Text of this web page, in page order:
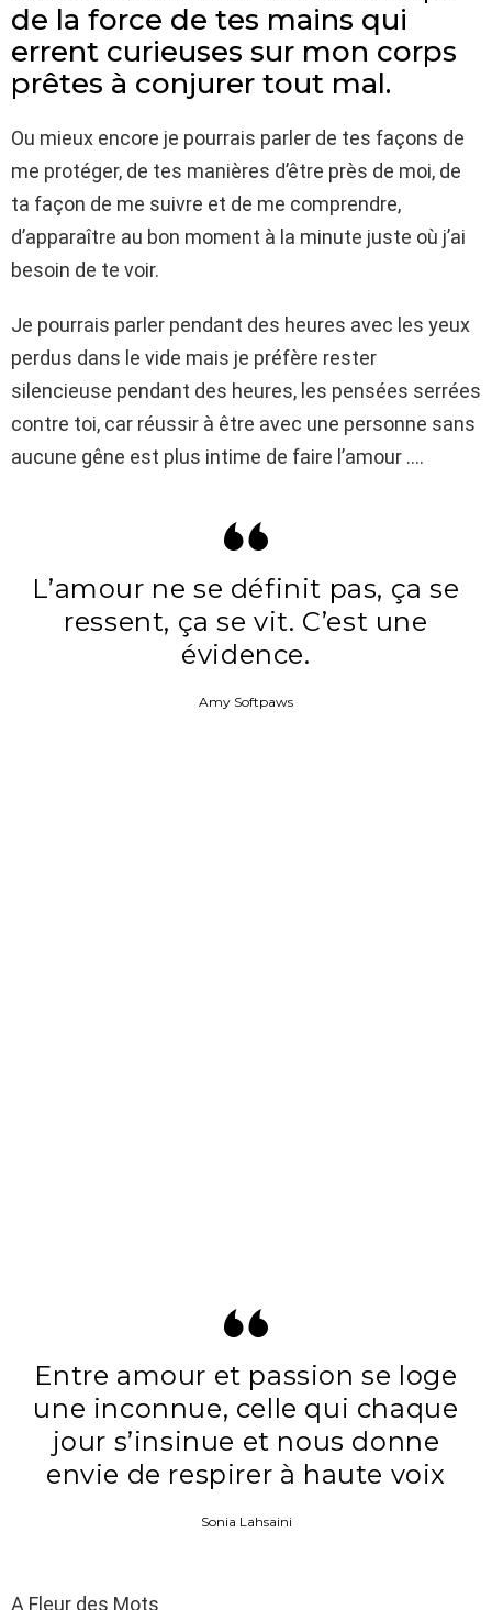
de la force de tes mains qui
errent curieuses sur mon corps
prêtes à conjurer tout mal.
Ou mieux encore je pourrais parler de tes façons de
me protéger, de tes manières d’être près de moi, de
ta façon de me suivre et de me comprendre,
d’apparaître au bon moment à la minute juste où j’ai
besoin de te voir.
Je pourrais parler pendant des heures avec les yeux
perdus dans le vide mais je préfère rester
silencieuse pendant des heures, les pensées serrées
contre toi, car réussir à être avec une personne sans
aucune gêne est plus intime de faire l’amour ….
L’amour ne se définit pas, ça se
ressent, ça se vit. C’est une
évidence.
Amy Softpaws
Entre amour et passion se loge
une inconnue, celle qui chaque
jour s’insinue et nous donne
envie de respirer à haute voix
Sonia Lahsaini
A Fleur des Mots